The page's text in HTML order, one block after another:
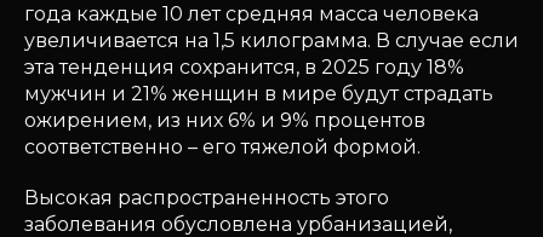
года каждые 10 лет средняя масса человека
увеличивается на 1,5 килограмма. В случае если
эта тенденция сохранится, в 2025 году 18%
мужчин и 21% женщин в мире будут страдать
ожирением, из них 6% и 9% процентов
соответственно – его тяжелой формой.
Высокая распространенность этого
заболевания обусловлена урбанизацией,